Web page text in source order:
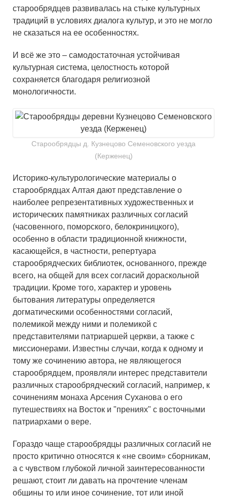
старообрядцев развивалась на стыке культурных
традиций в условиях диалога культур, и это не могло
не сказаться на ее особенностях.
И всё же это – самодостаточная устойчивая
культурная система, целостность которой
сохраняется благодаря религиозной
монологичности.
Старообрядцы д. Кузнецово Семеновского уезда
(Керженец)
Историко-культурологические материалы о
старообрядцах Алтая дают представление о
наиболее репрезентативных художественных и
исторических памятниках различных согласий
(часовенного, поморского, белокриницкого),
особенно в области традиционной книжности,
касающейся, в частности, репертуара
старообрядческих библиотек, основанного, прежде
всего, на общей для всех согласий дораскольной
традиции. Кроме того, характер и уровень
бытования литературы определяется
догматическими особенностями согласий,
полемикой между ними и полемикой с
представителями патриаршей церкви, а также с
миссионерами. Известны случаи, когда к одному и
тому же сочинению автора, не являющегося
старообрядцем, проявляли интерес представители
различных старообрядческий согласий, например, к
сочинениям монаха Арсения Суханова о его
путешествиях на Восток и "прениях" с восточными
патриархами о вере.
Гораздо чаще старообрядцы различных согласий не
просто критично относятся к «не своим» сборникам,
а с чувством глубокой личной заинтересованности
решают, стоит ли давать на прочтение членам
общины то или иное сочинение, тот или иной